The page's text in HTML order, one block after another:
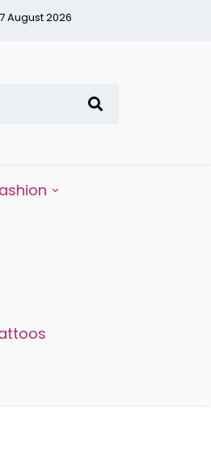
water drinken zo
7 August 2026